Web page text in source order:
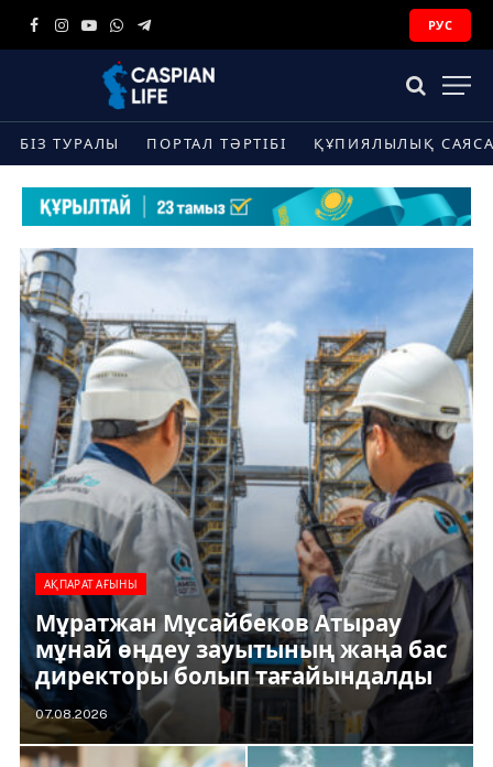
Facebook
Instagram
YouTube
WhatsApp
Telegram
РУС
БІЗ ТУРАЛЫ ПОРТАЛ ТӘРТІБІ ҚҰПИЯЛЫЛЫҚ
АҚПАРАТ АҒЫНЫ
Мұратжан Мұсайбеков Атырау
мұнай өңдеу зауытының жаңа бас
директоры болып тағайындалды
07.08.2026